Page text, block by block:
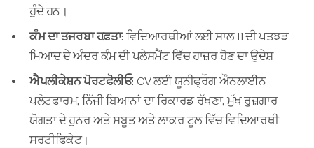
ਹੁੰਦੇ ਹਨ।
ਕੰਮ ਦਾ ਤਜਰਬਾ ਹਫ਼ਤਾ: ਵਿਦਿਆਰਥੀਆਂ ਲਈ ਸਾਲ 11 ਦੀ ਪਤਝੜ
ਮਿਆਦ ਦੇ ਅੰਦਰ ਕੰਮ ਦੀ ਪਲੇਸਮੈਂਟ ਵਿੱਚ ਹਾਜ਼ਰ ਹੋਣ ਦਾ ਉਦੇਸ਼
ਐਪਲੀਕੇਸ਼ਨ ਪੋਰਟਫੋਲੀਓ: CV ਲਈ ਯੂਨੀਫ੍ਰੌਗ ਔਨਲਾਈਨ
ਪਲੇਟਫਾਰਮ, ਨਿੱਜੀ ਬਿਆਨਾਂ ਦਾ ਰਿਕਾਰਡ ਰੱਖਣਾ, ਮੁੱਖ ਰੁਜ਼ਗਾਰ
ਯੋਗਤਾ ਦੇ ਹੁਨਰ ਅਤੇ ਸਬੂਤ ਅਤੇ ਲਾਕਰ ਟੂਲ ਵਿੱਚ ਵਿਦਿਆਰਥੀ
ਸਰਟੀਫਿਕੇਟ।